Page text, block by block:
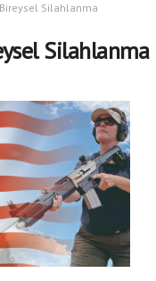
Bireysel Silahlanma
Silahlanma